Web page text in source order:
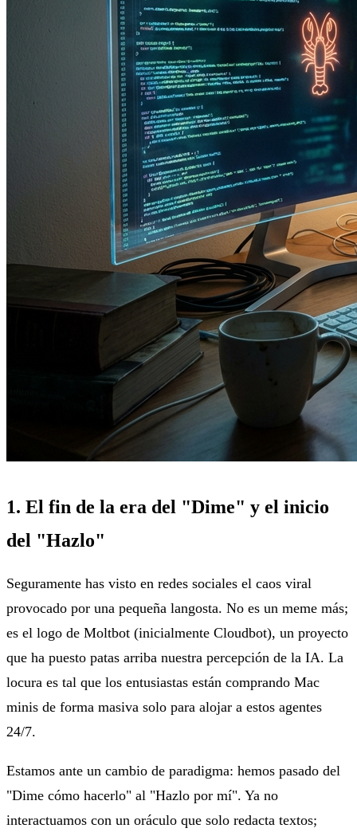
1. El fin de la era del "Dime" y el inicio
del "Hazlo"
Seguramente has visto en redes sociales el caos viral
provocado por una pequeña langosta. No es un meme más;
es el logo de Moltbot (inicialmente Cloudbot), un proyecto
que ha puesto patas arriba nuestra percepción de la IA. La
locura es tal que los entusiastas están comprando Mac
minis de forma masiva solo para alojar a estos agentes
24/7.
Estamos ante un cambio de paradigma: hemos pasado del
"Dime cómo hacerlo" al "Hazlo por mí". Ya no
interactuamos con un oráculo que solo redacta textos;